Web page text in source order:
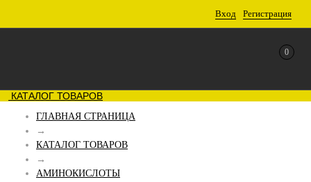
Вход Регистрация
0
КАТАЛОГ ТОВАРОВ
ГЛАВНАЯ СТРАНИЦА
→
КАТАЛОГ ТОВАРОВ
→
АМИНОКИСЛОТЫ